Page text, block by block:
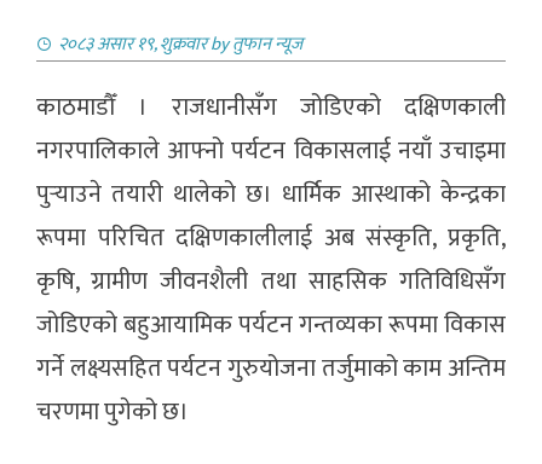
२०८३ असार १९, शुक्रवारbyतुफान न्यूज
काठमाडौँ । राजधानीसँग जोडिएको दक्षिणकाली
नगरपालिकाले आफ्नो पर्यटन विकासलाई नयाँ उचाइमा
पुर्‍याउने तयारी थालेको छ। धार्मिक आस्थाको केन्द्रका
रूपमा परिचित दक्षिणकालीलाई अब संस्कृति, प्रकृति,
कृषि, ग्रामीण जीवनशैली तथा साहसिक गतिविधिसँग
जोडिएको बहुआयामिक पर्यटन गन्तव्यका रूपमा विकास
गर्ने लक्ष्यसहित पर्यटन गुरुयोजना तर्जुमाको काम अन्तिम
चरणमा पुगेको छ।